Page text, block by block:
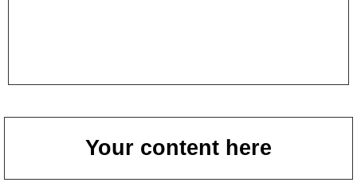
Your content here